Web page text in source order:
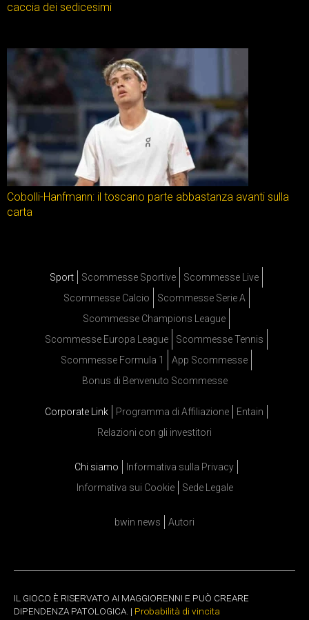
caccia dei sedicesimi
Cobolli-Hanfmann: il toscano parte abbastanza avanti sulla
carta
Sport Scommesse Sportive
Scommesse Live
Scommesse Calcio
Scommesse Serie A
Scommesse Champions League
Scommesse Europa League
Scommesse Tennis
Scommesse Formula 1
App Scommesse
Bonus di Benvenuto Scommesse
Corporate Link Programma di Affiliazione
Entain
Relazioni con gli investitori
Chi siamo
Informativa sulla Privacy
Informativa sui Cookie
Sede Legale
bwin news Autori
IL GIOCO È RISERVATO AI MAGGIORENNI E PUÒ CREARE
DIPENDENZA PATOLOGICA. | Probabilità di vincita